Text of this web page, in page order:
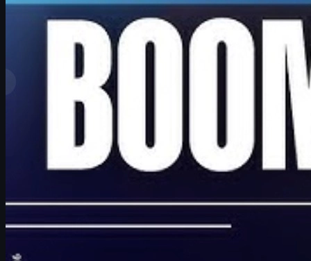
tarafındanDavid William
Daha fazla gör
En İyi Sıralamalar